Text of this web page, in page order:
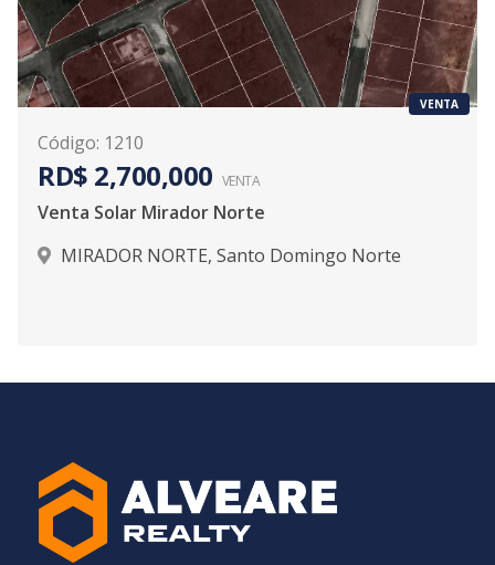
VENTA
Código: 1210
RD$ 2,700,000 VENTA
Venta Solar Mirador Norte
MIRADOR NORTE, Santo Domingo Norte